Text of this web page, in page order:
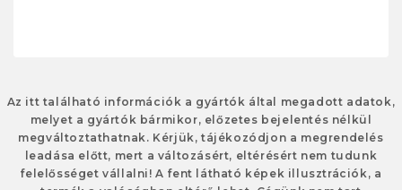
Az itt található információk a gyártók által megadott adatok,
melyet a gyártók bármikor, előzetes bejelentés nélkül
megváltoztathatnak. Kérjük, tájékozódjon a megrendelés
leadása előtt, mert a változásért, eltérésért nem tudunk
felelősséget vállalni! A fent látható képek illusztrációk, a